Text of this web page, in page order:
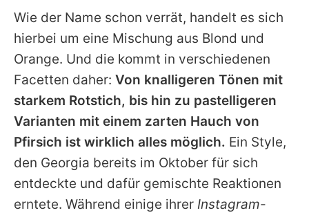
Wie der Name schon verrät, handelt es sich
hierbei um eine Mischung aus Blond und
Orange. Und die kommt in verschiedenen
Facetten daher: Von knalligeren Tönen mit
starkem Rotstich, bis hin zu pastelligeren
Varianten mit einem zarten Hauch von
Pfirsich ist wirklich alles möglich. Ein Style,
den Georgia bereits im Oktober für sich
entdeckte und dafür gemischte Reaktionen
erntete. Während einige ihrer Instagram-